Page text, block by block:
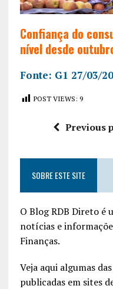
Confiança do
nível desde
Fonte: G1 27/03/
POST VIEWS: 9
Previous
SOBRE ESTE SITE
O Blog RDB Direto
notícias e
Finanças.
Veja aqui algumas
publicadas em sites